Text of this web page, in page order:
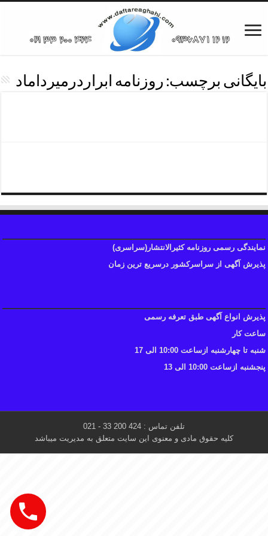
بایگانی برچسب: روزنامه ابراردرمیرداماد
نمایندگی رسمی روزنامه کثیرالانتشار(سراسری)
پذیرش آگهی از سراسرکشور درسریع ترین زمان
پذیرش انواع آگهی طبق تعرفه رسمی
ساعت کار
شنبه تا چهارشنبه ازساعت 10:00 الی 17
پنجشنبه ازساعت 10:00 الی 13
تلفن تماس : 424 200 33 - 021
کلیه حقوق مادی و معنوی این سایت متعلق به مدیریت میباشد